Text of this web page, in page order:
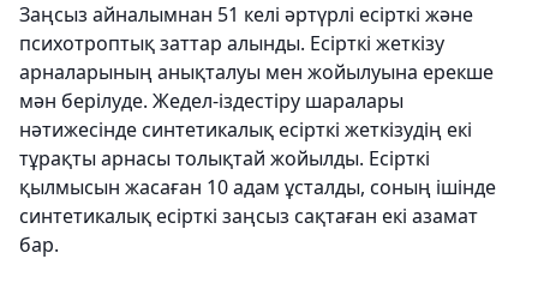
Заңсыз айналымнан 51 келі әртүрлі есірткі және
психотроптық заттар алынды. Есірткі жеткізу
арналарының анықталуы мен жойылуына ерекше
мән берілуде. Жедел-іздестіру шаралары
нәтижесінде синтетикалық есірткі жеткізудің екі
тұрақты арнасы толықтай жойылды. Есірткі
қылмысын жасаған 10 адам ұсталды, соның ішінде
синтетикалық есірткі заңсыз сақтаған екі азамат
бар.